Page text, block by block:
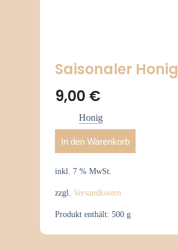
Saisonaler Honig
9,00 €
Honig
In den Warenkorb
inkl. 7 % MwSt.
zzgl. Versandkosten
Produkt enthält: 500 g